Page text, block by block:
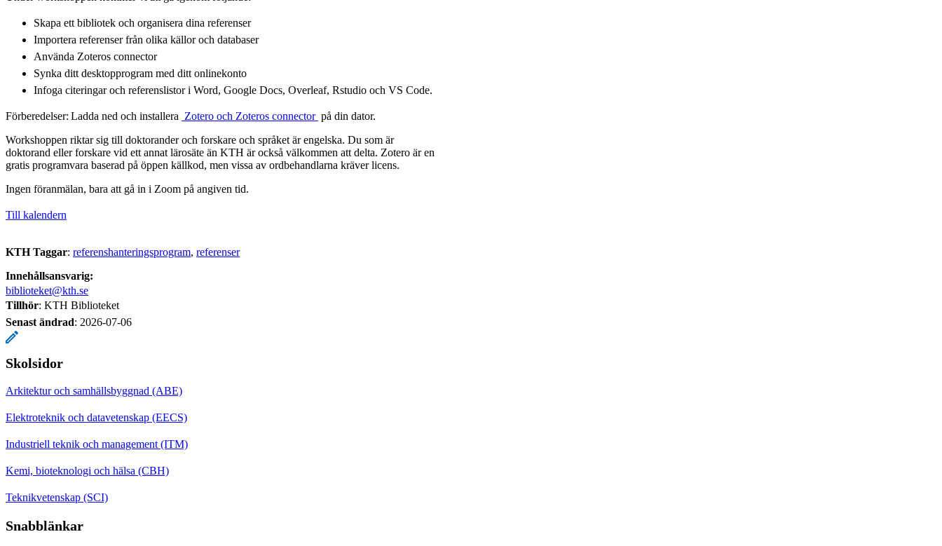
Skapa ett bibliotek och organisera dina referenser
Importera referenser från olika källor och databaser
Använda Zoteros connector
Synka ditt desktopprogram med ditt onlinekonto
Infoga citeringar och referenslistor i Word, Google Docs, Overleaf, Rstudio och VS Code.
Förberedelser: Ladda ned och installera ​ Zotero och Zoteros connector ​ på din dator.
Workshoppen riktar sig till doktorander och forskare och språket är engelska. Du som är
doktorand eller forskare vid ett annat lärosäte än KTH är också välkommen att delta. Zotero är en
gratis programvara baserad på öppen källkod, men vissa av ordbehandlarna kräver licens.
Ingen föranmälan, bara att gå in i Zoom på angiven tid.
Till kalendern
KTH Taggar: referenshanteringsprogram referenser
Innehållsansvarig:
biblioteket@kth.se
Tillhör: KTH Biblioteket
Senast ändrad: 2026-07-06
Skolsidor
Arkitektur och samhällsbyggnad (ABE)
Elektroteknik och datavetenskap (EECS)
Industriell teknik och management (ITM)
Kemi, bioteknologi och hälsa (CBH)
Teknikvetenskap (SCI)
Snabblänkar